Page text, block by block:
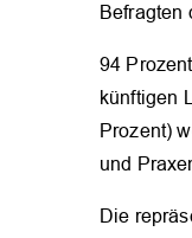
Befragten
94
künftigen
Prozent)
und
Die